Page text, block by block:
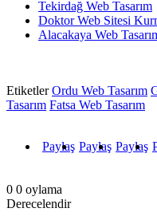
Tekirdağ Web Tasarım
Doktor Web Sitesi
Alacakaya Web
EtiketlerOrdu Web Tasarım
Tasarım Fatsa Web Tasarım
Paylaş Paylaş Paylaş
0 0 oylama
Derecelendir